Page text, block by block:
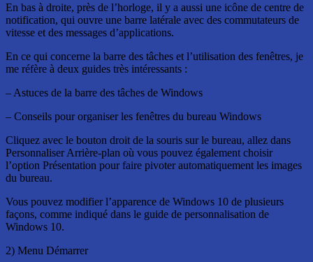
En bas à droite, près de l’horloge, il y a aussi une icône de centre de
notification, qui ouvre une barre latérale avec des commutateurs de
vitesse et des messages d’applications.
En ce qui concerne la barre des tâches et l’utilisation des fenêtres, je
me réfère à deux guides très intéressants :
– Astuces de la barre des tâches de Windows
– Conseils pour organiser les fenêtres du bureau Windows
Cliquez avec le bouton droit de la souris sur le bureau, allez dans
Personnaliser Arrière-plan où vous pouvez également choisir
l’option Présentation pour faire pivoter automatiquement les images
du bureau.
Vous pouvez modifier l’apparence de Windows 10 de plusieurs
façons, comme indiqué dans le guide de personnalisation de
Windows 10.
2) Menu Démarrer